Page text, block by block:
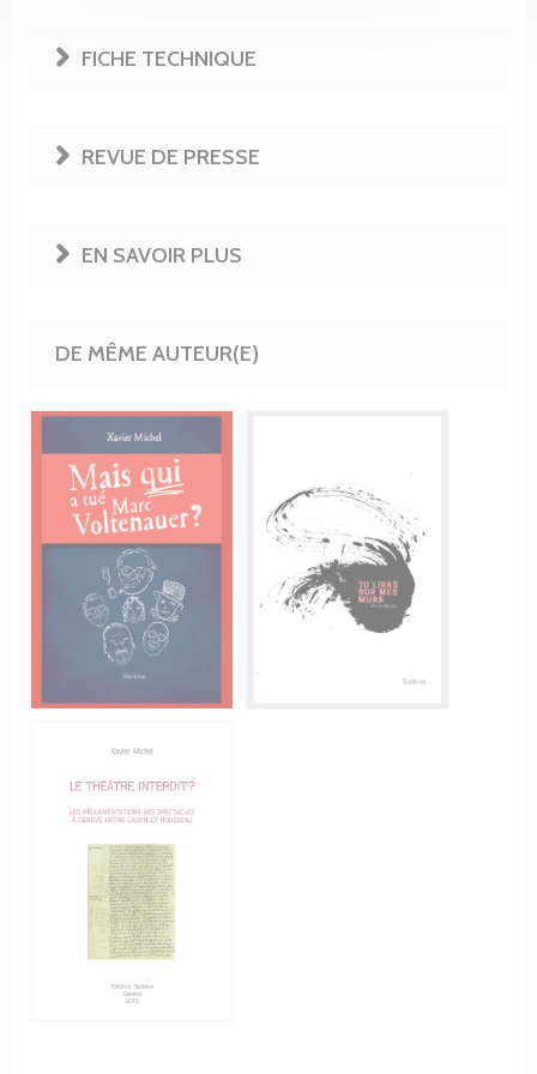
FICHE TECHNIQUE
REVUE DE PRESSE
EN SAVOIR PLUS
DE MÊME AUTEUR(E)